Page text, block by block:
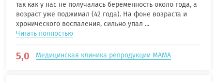
так как у нас не получалась беременность около года, а
возраст уже поджимал (42 года). На фоне возраста и
хронического воспаления, сильно упал ...
Читать полностью
5,0 Медицинская клиника репродукции МАМА